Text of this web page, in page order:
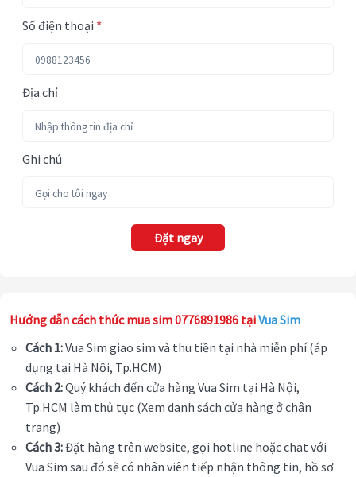
Số điện thoại *
Địa chỉ
Ghi chú
Đặt ngay
Hướng dẫn cách thức mua sim 0776891986 tạiVua Sim
Cách 1:Vua Sim giao sim và thu tiền tại nhà miễn phí (áp
dụng tại Hà Nội, Tp.HCM)
Cách 2:Quý khách đến cửa hàng Vua Sim tại Hà Nội,
Tp.HCM làm thủ tục (Xem danh sách cửa hàng ở chân
trang)
Cách 3:Đặt hàng trên website, gọi hotline hoặc chat với
Vua Sim sau đó sẽ có nhân viên tiếp nhận thông tin, hồ sơ